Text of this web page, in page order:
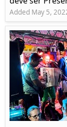
Added May 5,